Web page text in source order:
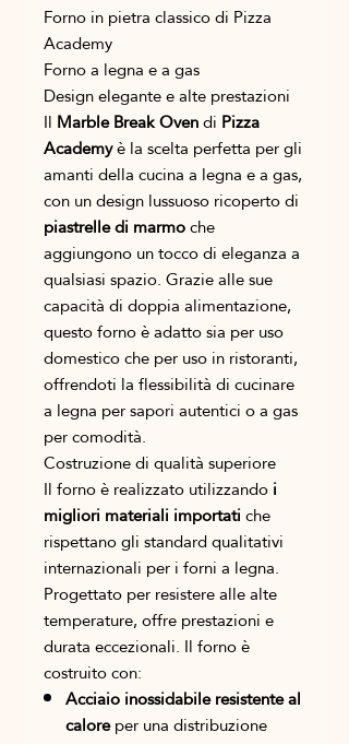
Forno in pietra classico di Pizza
Academy
Forno a legna e a gas
Design elegante e alte prestazioni
Il Marble Break Ovendi Pizza
Academyè la scelta perfetta per gli
amanti della cucina a legna e a gas,
con un design lussuoso ricoperto di
piastrelle di marmoche
aggiungono un tocco di eleganza a
qualsiasi spazio. Grazie alle sue
capacità di doppia alimentazione,
questo forno è adatto sia per uso
domestico che per uso in ristoranti,
offrendoti la flessibilità di cucinare
a legna per sapori autentici o a gas
per comodità.
Costruzione di qualità superiore
Il forno è realizzato utilizzandoi
migliori materiali importatiche
rispettano gli standard qualitativi
internazionali per i forni a legna.
Progettato per resistere alle alte
temperature, offre prestazioni e
durata eccezionali. Il forno è
costruito con:
Acciaio inossidabile resistente al
caloreper una distribuzione